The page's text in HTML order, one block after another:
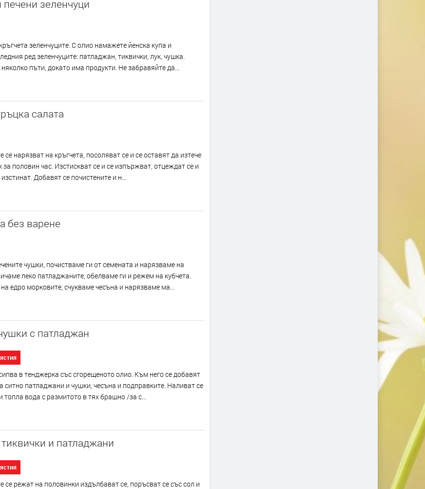
печени зеленчуци
зеленчуците. С олио намажете йенска купа и
ред зеленчуците: патладжан, тиквички, лук, чушка.
пъти, докато има продукти. Не забравяйте да...
салата
се нарязват на кръгчета, посоляват се и се оставят да изтече
за половин час. Изстискват се и се изпържват, отцеждат се и
Добавят се почистените и н...
без варене
чушки, почистваме ги от семената и нарязваме на
леко патладжаните, обелваме ги и режем на кубчета.
едро морковите, счукваме чесъна и нарязваме ма...
с патладжан
в тенджерка със сгорещеното олио. Към него се добавят
ситно патладжани и чушки, чесъна и подправките. Наливат се
топла вода с размитото в тях брашно /за с...
и патладжани
се режат на половинки издълбават се, поръсват се със сол и